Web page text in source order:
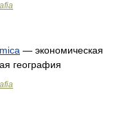
— экономическая
география